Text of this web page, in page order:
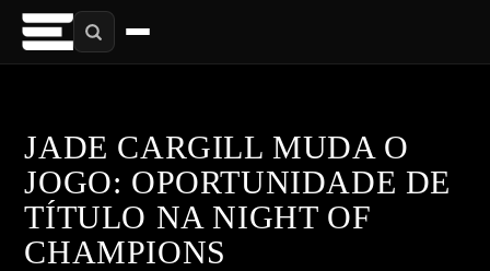
JADE CARGILL MUDA O
JOGO: OPORTUNIDADE DE
TÍTULO NA NIGHT OF
CHAMPIONS